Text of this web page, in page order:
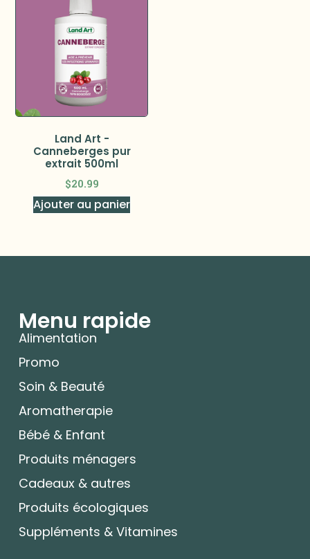
Land Art -
Canneberges pur
extrait 500ml
$20.99
Ajouter au panier
Menu rapide
Alimentation
Promo
Soin & Beauté
Aromatherapie
Bébé & Enfant
Produits ménagers
Cadeaux & autres
Produits écologiques
Suppléments & Vitamines